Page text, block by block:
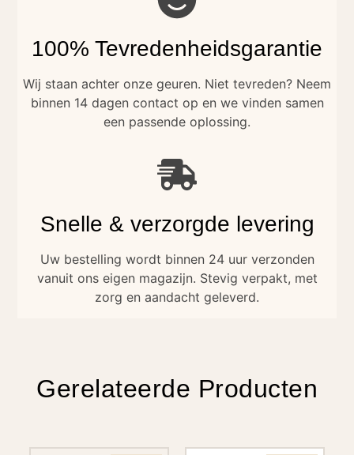
100% Tevredenheidsgarantie
Wij staan achter onze geuren. Niet tevreden? Neem
binnen 14 dagen contact op en we vinden samen
een passende oplossing.
Snelle & verzorgde levering
Uw bestelling wordt binnen 24 uur verzonden
vanuit ons eigen magazijn. Stevig verpakt, met
zorg en aandacht geleverd.
Gerelateerde Producten